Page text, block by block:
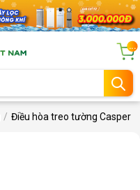
...
Điều hòa treo tường Casper